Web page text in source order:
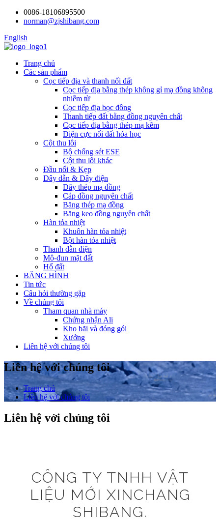
0086-18106895500
norman@zjshibang.com
English
Trang chủ
Các sản phẩm
Cọc tiếp địa và thanh nối đất
Cọc tiếp địa bằng thép không gỉ mạ đồng không
nhiễm từ
Cọc tiếp địa bọc đồng
Thanh tiếp đất bằng đồng nguyên chất
Cọc tiếp địa bằng thép mạ kẽm
Điện cực nối đất hóa học
Cột thu lôi
Bộ chống sét ESE
Cột thu lôi khác
Đầu nối & Kẹp
Dây dẫn & Dây điện
Dây thép mạ đồng
Cáp đồng nguyên chất
Băng thép mạ đồng
Băng keo đồng nguyên chất
Hàn tỏa nhiệt
Khuôn hàn tỏa nhiệt
Bột hàn tỏa nhiệt
Thanh dẫn điện
Mô-đun mặt đất
Hố đất
BĂNG HÌNH
Tin tức
Câu hỏi thường gặp
Về chúng tôi
Tham quan nhà máy
Chứng nhận Ali
Kho bãi và đóng gói
Xưởng
Liên hệ với chúng tôi
Liên hệ với chúng tôi
Trang chủ
Liên hệ với chúng tôi
Liên hệ với chúng tôi
CÔNG TY TNHH VẬT
LIỆU MỚI XINCHANG
SHIBANG.